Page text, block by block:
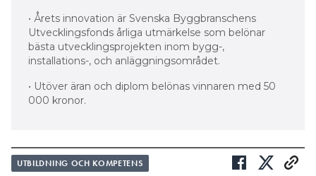
• Årets innovation är Svenska Byggbranschens
Utvecklingsfonds årliga utmärkelse som belönar
bästa utvecklingsprojekten inom bygg-,
installations-, och anläggningsområdet.
• Utöver äran och diplom belönas vinnaren med 50
000 kronor.
UTBILDNING OCH KOMPETENS